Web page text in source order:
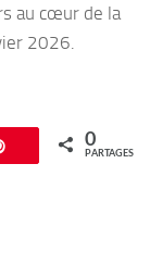
au cœur de la
2026.
Épingle 0
PARTAGES